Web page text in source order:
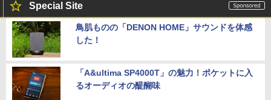
Special Site
鳥肌ものの「DENON HOME」サウンドを体感
した！
「A&ultima SP4000T」の魅力！ポケットに入
るオーディオの醍醐味